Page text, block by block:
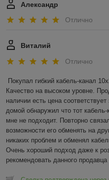
Александр
Отлично
Виталий
Отлично
Покупал гибкий кабель-канал
Качество на высоком уровне.
наличии есть цена
домой обнаружил что тот
мне не подходит. Повторно
возможности его обменять на
никаких проблем и обменял
Очень хороший подход даже к
рекомендовать данного продавца